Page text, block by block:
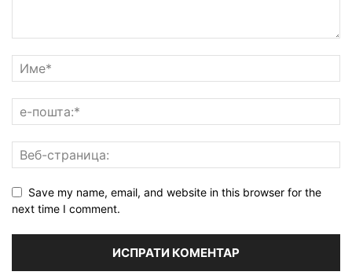
Save my name, email, and website in this browser for the
next time I comment.